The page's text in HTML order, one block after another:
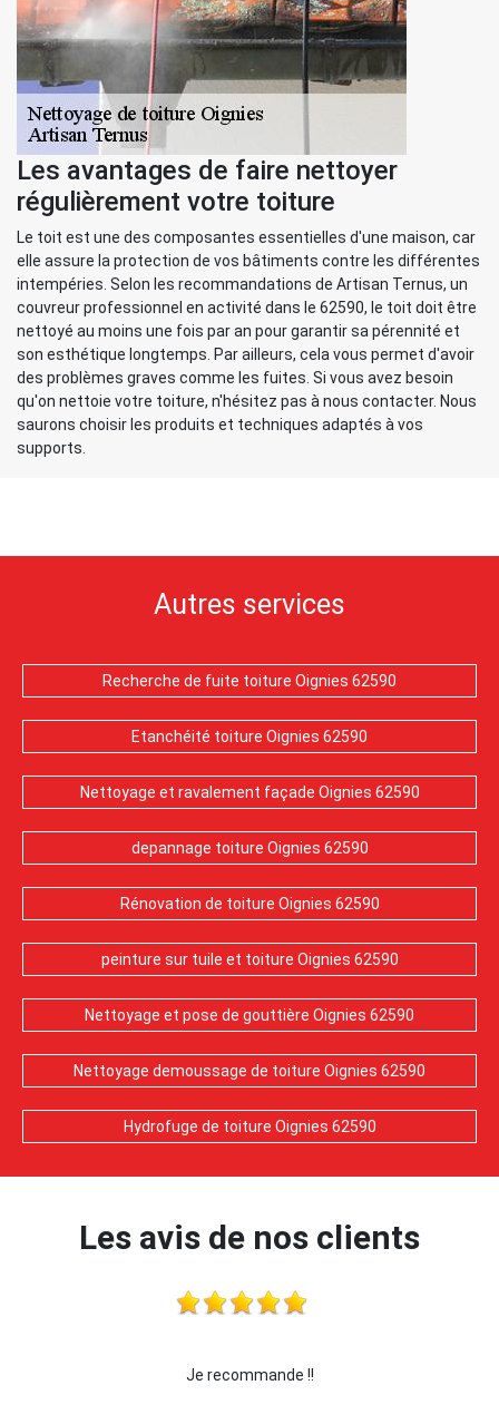
Les avantages de faire nettoyer
régulièrement votre toiture
Le toit est une des composantes essentielles d'une maison, car
elle assure la protection de vos bâtiments contre les différentes
intempéries. Selon les recommandations de Artisan Ternus, un
couvreur professionnel en activité dans le 62590, le toit doit être
nettoyé au moins une fois par an pour garantir sa pérennité et
son esthétique longtemps. Par ailleurs, cela vous permet d'avoir
des problèmes graves comme les fuites. Si vous avez besoin
qu'on nettoie votre toiture, n'hésitez pas à nous contacter. Nous
saurons choisir les produits et techniques adaptés à vos
supports.
Autres services
Recherche de fuite toiture Oignies 62590
Etanchéité toiture Oignies 62590
Nettoyage et ravalement façade Oignies 62590
depannage toiture Oignies 62590
Rénovation de toiture Oignies 62590
peinture sur tuile et toiture Oignies 62590
Nettoyage et pose de gouttière Oignies 62590
Nettoyage demoussage de toiture Oignies 62590
Hydrofuge de toiture Oignies 62590
Les avis de nos clients
je recommande cette entreprise les yeux fermés !!!